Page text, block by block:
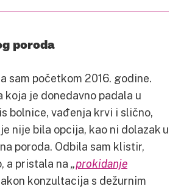
poroda
sam početkom 2016. godine.
koja je donedavno padala u
bolnice, vađenja krvi i slično,
nije bila opcija, kao ni dolazak u
poroda. Odbila sam klistir,
a pristala na „prokidanje
konzultacija s dežurnim